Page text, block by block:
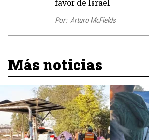
favor de Israel
Por: Arturo McFields
Más noticias